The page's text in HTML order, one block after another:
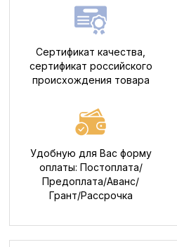
Сертификат качества,
сертификат российского
происхождения товара
Удобную для Вас форму
оплаты: Постоплата/
Предоплата/Аванс/
Грант/Рассрочка